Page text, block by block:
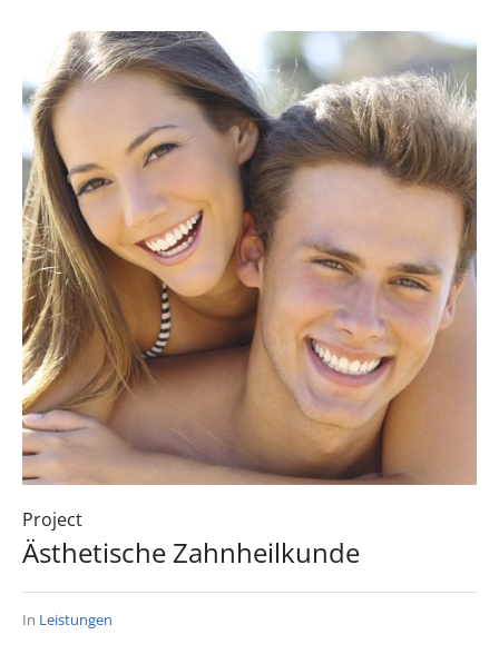
Project
Ästhetische Zahnheilkunde
In Leistungen